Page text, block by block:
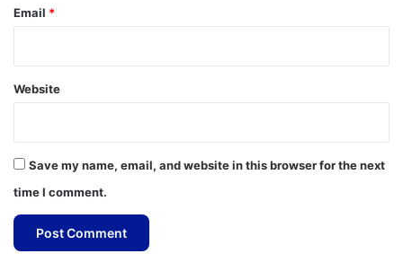
Email *
Website
Save my name, email, and website in this browser for the next
time I comment.